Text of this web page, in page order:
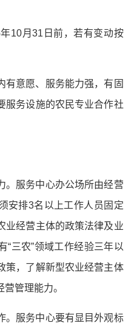
10月31日前，若有变动按
有意愿、服务能力强，有固
服务设施的农民专业合作社
。服务中心办公场所由经营
安排3名以上工作人员固定
业经营主体的政策法律及业
“三农”领域工作经验三年以
策，了解新型农业经营主体
管理能力。
。服务中心要有显目外观标